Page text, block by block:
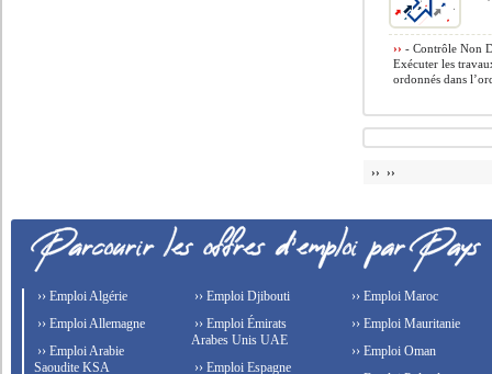
›› - Contrôle Non
Exécuter les
ordonnés dans
›› ››
›› Emploi Algérie
›› Emploi Allemagne
›› Emploi Arabie
Saoudite KSA
›› Emploi Djibouti
›› Emploi Émirats
Arabes Unis UAE
›› Emploi Espagne
›› Emploi Maroc
›› Emploi Mauritanie
›› Emploi Oman